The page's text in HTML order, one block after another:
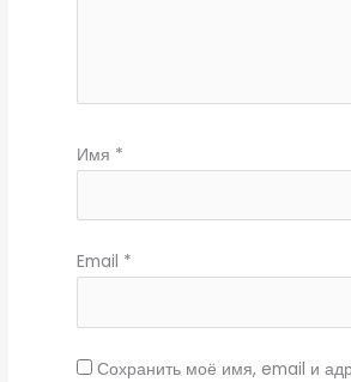
Имя *
Email *
Сохранить моё имя, email и